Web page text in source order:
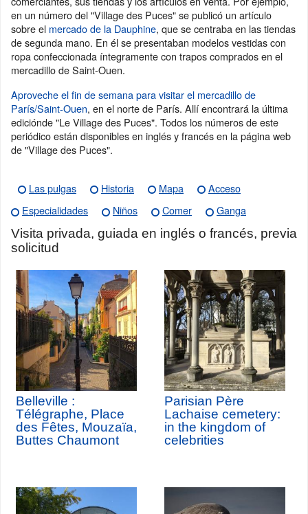
en un número del "Village des Puces" se publicó un artículo
sobre el mercado de la Dauphine, que se centraba en las tiendas
de segunda mano. En él se presentaban modelos vestidas con
ropa confeccionada íntegramente con trapos comprados en el
mercadillo de Saint-Ouen.
Aproveche el fin de semana para visitar el mercadillo de
París/Saint-Ouen, en el norte de París. Allí encontrará la última
ediciónde "Le Village des Puces". Todos los números de este
periódico están disponibles en inglés y francés en la página web
de "Village des Puces".
Las pulgas Historia Mapa
Acceso
Especialidades
Niños Comer
Ganga
Visita privada, guiada en inglés o francés, previa
solicitud
Belleville :
Télégraphe, Place
des Fêtes, Mouzaïa,
Buttes Chaumont
Parisian Père
Lachaise cemetery:
in the kingdom of
celebrities